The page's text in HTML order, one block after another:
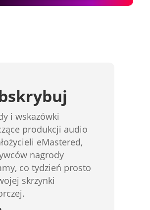
i wskazówki
produkcji audio
eMastered,
nagrody
co tydzień prosto
skrzynki